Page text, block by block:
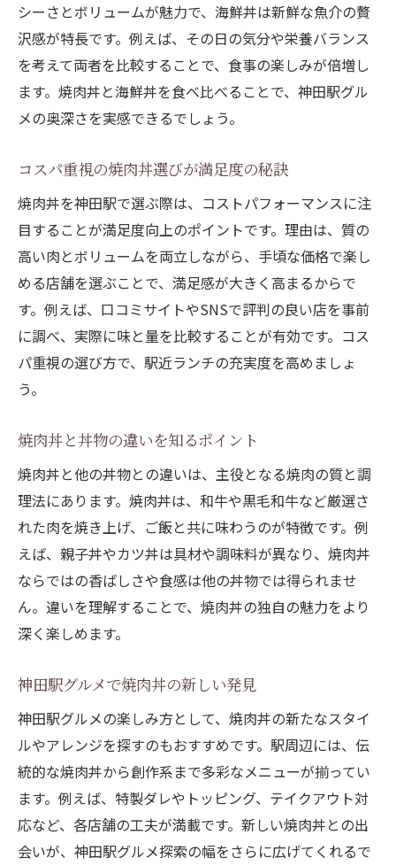
駅近グルメで焼肉丼が選ばれる理由
焼肉丼は駅近で手軽に楽しめる魅力
神田駅近くの焼肉丼店の特徴を紹介
焼肉丼のアクセス面でのメリット解説
駅近で焼肉丼と海鮮丼を楽しむコツ
ランチタイムに焼肉丼を賢く楽しむ方法
焼肉丼ランチを効率良く楽しむポイント
焼肉丼の混雑時間を避けて賢く利用
焼肉丼ランチのテイクアウト活用術
焼肉丼の時短ランチを実現する方法
焼肉丼と丼物ランチの魅力的な比較
焼肉丼で充実ランチタイムを過ごす秘訣
焼肉丼と海鮮丼の魅力を徹底比較
焼肉丼と丼物ランチの食べ応えの違い
焼肉丼はどんな点で人気が高いのか
焼肉丼とまぐろ丼やの味わいを比べる
焼肉丼と専門店の丼物を比較検討
焼肉丼が選ばれる理由を分析する
この一杯が焼肉丼の新常識を変える
焼肉丼の新常識は神田駅から始まる
焼肉丼の進化と今後のトレンドを解説
焼肉丼で味わう肉料理の新たな体験
焼肉丼と人気丼物の最新情報を紹介
焼肉丼の口コミで話題のポイントとは
焼肉丼が駅近グルメにもたらす変化
シーさとボリュームが魅力で、海鮮丼は新鮮な魚介の贅
沢感が特長です。例えば、その日の気分や栄養バランス
を考えて両者を比較することで、食事の楽しみが倍増し
ます。焼肉丼と海鮮丼を食べ比べることで、神田駅グル
メの奥深さを実感できるでしょう。
コスパ重視の焼肉丼選びが満足度の秘訣
焼肉丼を神田駅で選ぶ際は、コストパフォーマンスに注
目することが満足度向上のポイントです。理由は、質の
高い肉とボリュームを両立しながら、手頃な価格で楽し
める店舗を選ぶことで、満足感が大きく高まるからで
す。例えば、口コミサイトやSNSで評判の良い店を事前
に調べ、実際に味と量を比較することが有効です。コス
パ重視の選び方で、駅近ランチの充実度を高めましょ
う。
焼肉丼と丼物の違いを知るポイント
焼肉丼と他の丼物との違いは、主役となる焼肉の質と調
理法にあります。焼肉丼は、和牛や黒毛和牛など厳選さ
れた肉を焼き上げ、ご飯と共に味わうのが特徴です。例
えば、親子丼やカツ丼は具材や調味料が異なり、焼肉丼
ならではの香ばしさや食感は他の丼物では得られませ
ん。違いを理解することで、焼肉丼の独自の魅力をより
深く楽しめます。
神田駅グルメで焼肉丼の新しい発見
神田駅グルメの楽しみ方として、焼肉丼の新たなスタイ
ルやアレンジを探すのもおすすめです。駅周辺には、伝
統的な焼肉丼から創作系まで多彩なメニューが揃ってい
ます。例えば、特製ダレやトッピング、テイクアウト対
応など、各店舗の工夫が満載です。新しい焼肉丼との出
会いが、神田駅グルメ探索の幅をさらに広げてくれるで